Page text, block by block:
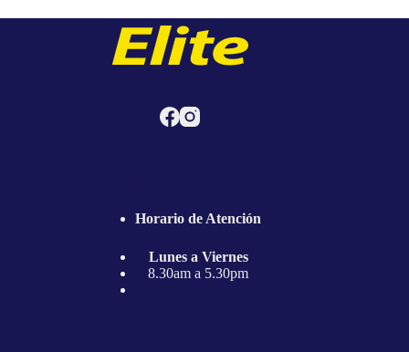
Horario de Atención
Lunes a Viernes
8.30am a 5.30pm